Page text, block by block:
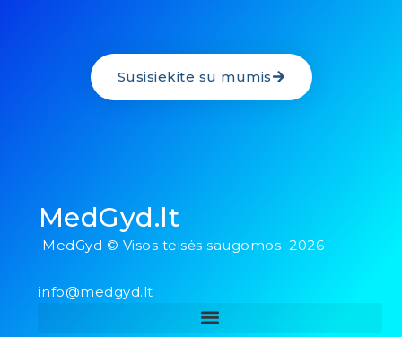
Susisiekite su mumis
MedGyd.lt
MedGyd © Visos teisės saugomos 2026
info@medgyd.lt